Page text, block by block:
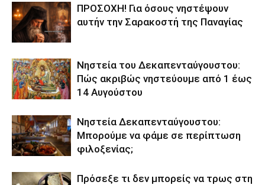
ΠΡΟΣΟΧΗ! Για όσους νηστέψουν
αυτήν την Σαρακοστή της Παναγίας
Νηστεία του Δεκαπενταύγουστου:
Πώς ακριβώς νηστεύουμε από 1 έως
14 Αυγούστου
Νηστεία Δεκαπενταύγουστου:
Μπορούμε να φάμε σε περίπτωση
φιλοξενίας;
Πρόσεξε τι δεν μπορείς να τρως στη